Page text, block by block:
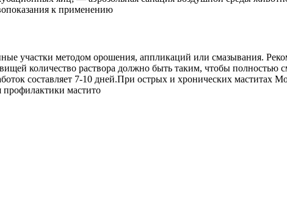
к применению
участки методом орошения, аппликаций или смазывания.
количество раствора должно быть таким, чтобы
составляет 7-10 дней.При острых и хронических
профилактики мастито